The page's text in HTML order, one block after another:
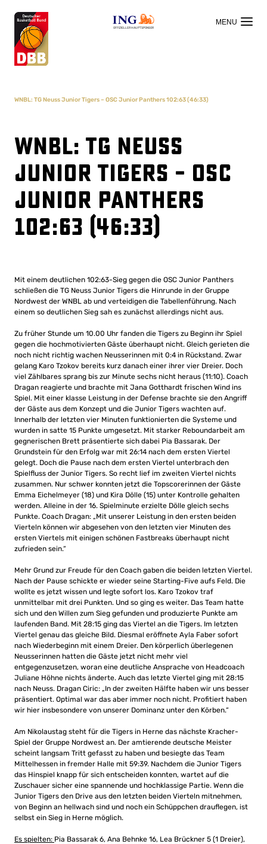
OFFIZIELLER HAUPTSPONSOR
WNBL: TG Neuss Junior Tigers – OSC Junior Panthers 102:63 (46:33)
WNBL: TG Neuss
Junior Tigers – OSC
Junior Panthers
102:63 (46:33)
Mit einem deutlichen 102:63-Sieg gegen die OSC Junior Panthers
schließen die TG Neuss Junior Tigers die Hinrunde in der Gruppe
Nordwest der WNBL ab und verteidigen die Tabellenführung. Nach
einem so deutlichen Sieg sah es zunächst allerdings nicht aus.
Zu früher Stunde um 10.00 Uhr fanden die Tigers zu Beginn ihr Spiel
gegen die hochmotivierten Gäste überhaupt nicht. Gleich gerieten die
noch nicht richtig wachen Neusserinnen mit 0:4 in Rückstand. Zwar
gelang Karo Tzokov bereits kurz danach einer ihrer vier Dreier. Doch
viel Zählbares sprang bis zur Minute sechs nicht heraus (11:10). Coach
Dragan reagierte und brachte mit Jana Gotthardt frischen Wind ins
Spiel. Mit einer klasse Leistung in der Defense brachte sie den Angriff
der Gäste aus dem Konzept und die Junior Tigers wachten auf.
Innerhalb der letzten vier Minuten funktionierten die Systeme und
wurden in satte 15 Punkte umgesetzt. Mit starker Reboundarbeit am
gegnerischen Brett präsentierte sich dabei Pia Bassarak. Der
Grundstein für den Erfolg war mit 26:14 nach dem ersten Viertel
gelegt. Doch die Pause nach dem ersten Viertel unterbrach den
Spielfluss der Junior Tigers. So recht lief im zweiten Viertel nichts
zusammen. Nur schwer konnten jetzt die Topscorerinnen der Gäste
Emma Eichelmeyer (18) und Kira Dölle (15) unter Kontrolle gehalten
werden. Alleine in der 16. Spielminute erzielte Dölle gleich sechs
Punkte. Coach Dragan: „Mit unserer Leistung in den ersten beiden
Vierteln können wir abgesehen von den letzten vier Minuten des
ersten Viertels mit einigen schönen Fastbreaks überhaupt nicht
zufrieden sein.“
Mehr Grund zur Freude für den Coach gaben die beiden letzten Viertel.
Nach der Pause schickte er wieder seine Starting-Five aufs Feld. Die
wollte es jetzt wissen und legte sofort los. Karo Tzokov traf
unmittelbar mit drei Punkten. Und so ging es weiter. Das Team hatte
sich und den Willen zum Sieg gefunden und produzierte Punkte am
laufenden Band. Mit 28:15 ging das Viertel an die Tigers. Im letzten
Viertel genau das gleiche Bild. Diesmal eröffnete Ayla Faber sofort
nach Wiederbeginn mit einem Dreier. Den körperlich überlegenen
Neusserinnen hatten die Gäste jetzt nicht mehr viel
entgegenzusetzen, woran eine deutliche Ansprache von Headcoach
Juliane Höhne nichts änderte. Auch das letzte Viertel ging mit 28:15
nach Neuss. Dragan Ciric: „In der zweiten Hälfte haben wir uns besser
präsentiert. Optimal war das aber immer noch nicht. Profitiert haben
wir hier insbesondere von unserer Dominanz unter den Körben.“
Am Nikolaustag steht für die Tigers in Herne das nächste Kracher-
Spiel der Gruppe Nordwest an. Der amtierende deutsche Meister
scheint langsam Tritt gefasst zu haben und besiegte das Team
Mittelhessen in fremder Halle mit 59:39. Nachdem die Junior Tigers
das Hinspiel knapp für sich entscheiden konnten, wartet auf die
Zuschauer sicher eine spannende und hochklassige Partie. Wenn die
Junior Tigers den Drive aus den letzten beiden Vierteln mitnehmen,
von Beginn an hellwach sind und noch ein Schüppchen drauflegen, ist
selbst ein Sieg in Herne möglich.
Es spielten: Pia Bassarak 6, Ana Behnke 16, Lea Brückner 5 (1 Dreier),